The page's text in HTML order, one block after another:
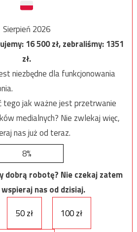
Sierpień 2026
16 500zł, zebraliśmy:1351
zł.
niezbędne dla funkcjonowania
tego jak ważne jest przetrwanie
medialnych? Nie zwlekaj więc,
nas już od teraz.
8%
dobrą robotę? Nie czekaj zatem
nas od dzisiaj.
50 zł 100 zł